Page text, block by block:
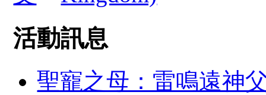
活動訊息
聖寵之母：雷鳴遠神